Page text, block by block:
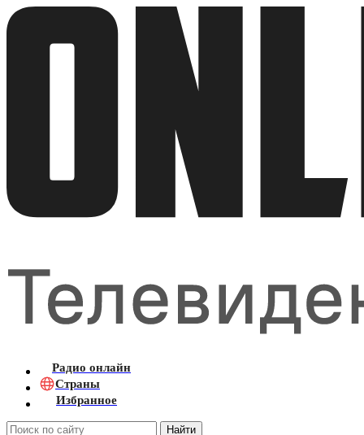
Радио онлайн
Страны
Избранное
Найти